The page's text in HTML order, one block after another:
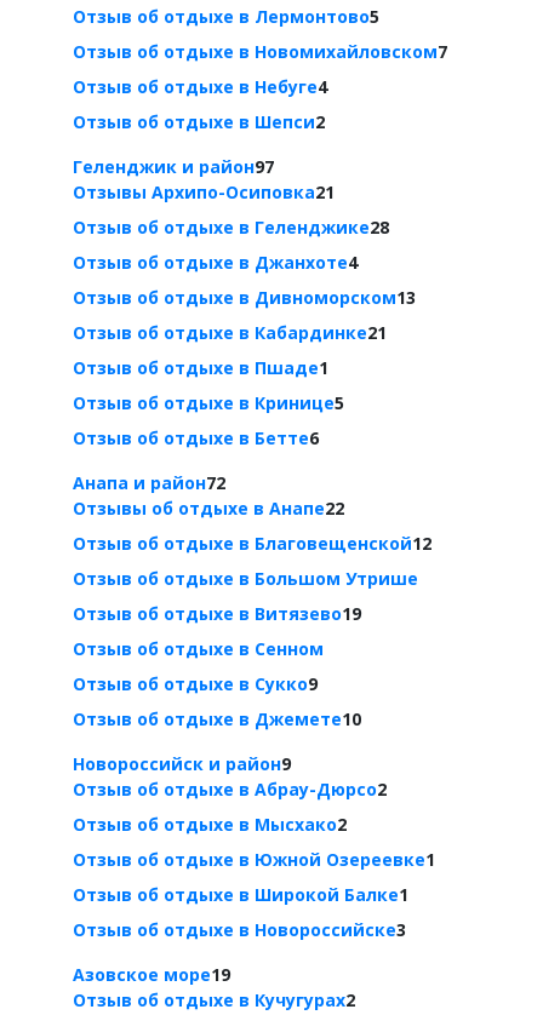
Отзыв об отдыхе в Лермонтово5
Отзыв об отдыхе в Новомихайловском7
Отзыв об отдыхе в Небуге4
Отзыв об отдыхе в Шепси2
Геленджик и район97
Отзывы Архипо-Осиповка21
Отзыв об отдыхе в Геленджике28
Отзыв об отдыхе в Джанхоте4
Отзыв об отдыхе в Дивноморском13
Отзыв об отдыхе в Кабардинке21
Отзыв об отдыхе в Пшаде1
Отзыв об отдыхе в Кринице5
Отзыв об отдыхе в Бетте6
Анапа и район72
Отзывы об отдыхе в Анапе22
Отзыв об отдыхе в Благовещенской12
Отзыв об отдыхе в Большом Утрише
Отзыв об отдыхе в Витязево19
Отзыв об отдыхе в Сенном
Отзыв об отдыхе в Сукко9
Отзыв об отдыхе в Джемете10
Новороссийск и район9
Отзыв об отдыхе в Абрау-Дюрсо2
Отзыв об отдыхе в Мысхако2
Отзыв об отдыхе в Южной Озереевке1
Отзыв об отдыхе в Широкой Балке1
Отзыв об отдыхе в Новороссийске3
Азовское море19
Отзыв об отдыхе в Кучугурах2